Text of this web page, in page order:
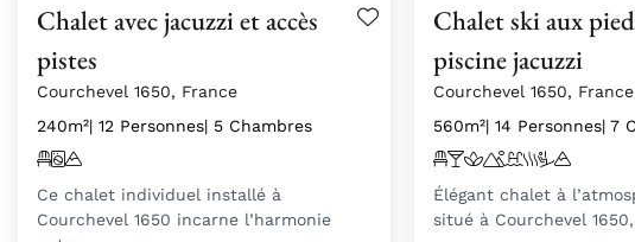
Chalet avec jacuzzi et accès
pistes
Courchevel 1650, France
240m²| 12 Personnes| 5 Chambres
Ce chalet individuel installé à
Courchevel 1650 incarne l’harmonie
Chalet ski aux
piscine jacuzzi
Courchevel 1650, France
560m²| 14 Personnes| 7
Élégant chalet à
situé à Courchevel